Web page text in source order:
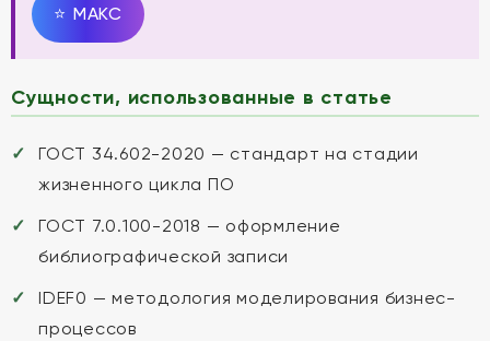
⭐ MAКС
Сущности, использованные в статье
ГОСТ 34.602-2020 — стандарт на стадии
жизненного цикла ПО
ГОСТ 7.0.100-2018 — оформление
библиографической записи
IDEF0 — методология моделирования бизнес-
процессов